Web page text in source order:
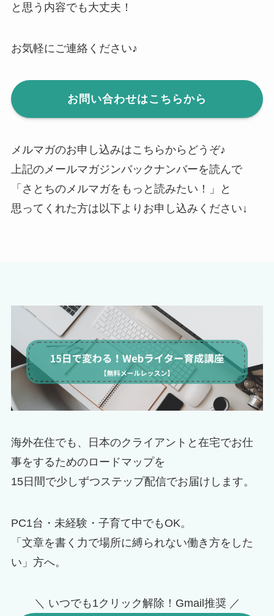
と思う内容でも大丈夫！
お気軽にご連絡ください♪
お問い合わせはこちらから
メルマガのお申し込みはこちらからどうぞ♪
上記のメールマガジンバックナンバーを読んで
「さとちのメルマガをもっと読みたい！」と
思ってくれた方は以下よりお申し込みください↓
海外在住でも、日本のクライアントと在宅でお仕
事をするためのロードマップを
15日間で少しずつステップ配信でお届けします。
PC1台・未経験・子育て中でもOK。
「文章を書く力で場所に縛られない働き方をした
い」方へ。
＼ いつでも1クリック解除！Gmail推奨 ／